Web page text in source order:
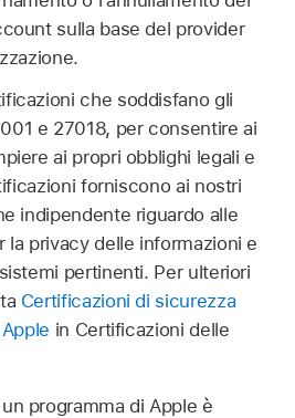
sulla base del provider
che soddisfano gli
e 27018, per consentire ai
ai propri obblighi legali e
forniscono ai nostri
indipendente riguardo alle
la privacy delle informazioni e
pertinenti. Per ulteriori
Certificazioni di sicurezza
in Certificazioni delle
programma di Apple è